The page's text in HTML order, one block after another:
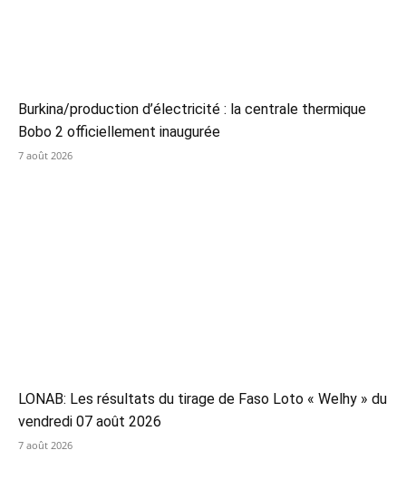
Burkina/production d’électricité : la centrale thermique
Bobo 2 officiellement inaugurée
7 août 2026
LONAB: Les résultats du tirage de Faso Loto « Welhy » du
vendredi 07 août 2026
7 août 2026